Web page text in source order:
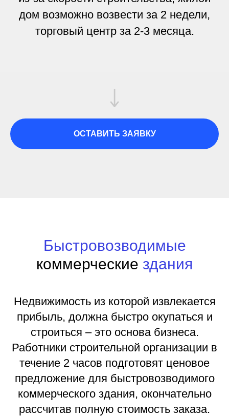
дом возможно возвести за 2 недели,
торговый центр за 2-3 месяца.
ОСТАВИТЬ ЗАЯВКУ
Быстровозводимые
коммерческие здания
Недвижимость из которой извлекается
прибыль, должна быстро окупаться и
строиться – это основа бизнеса.
Работники строительной организации в
течение 2 часов подготовят ценовое
предложение для быстровозводимого
коммерческого здания, окончательно
рассчитав полную стоимость заказа.